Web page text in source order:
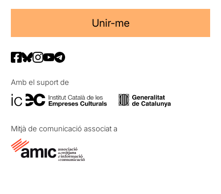
Unir-me
Amb el suport de
Mitjà de comunicació associat a